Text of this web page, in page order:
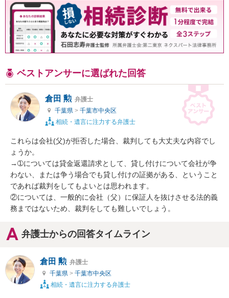
ベストアンサーに選ばれた回答
倉田 勲 弁護士
千葉県 > 千葉市中央区
相続・遺言に注力する弁護士
これらは会社(父)が拒否した場合、裁判しても大丈夫な内容でし
ょうか。
→➀については貸金返還請求として、貸し付けについて会社が争
わない、または争う場合でも貸し付けの証拠がある、ということ
であれば裁判をしてもよいとは思われます。
②については、一般的に会社（父）に保証人を抜けさせる法的義
務まではないため、裁判をしても難しいでしょう。
弁護士からの回答タイムライン
倉田 勲 弁護士
千葉県 > 千葉市中央区
相続・遺言に注力する弁護士